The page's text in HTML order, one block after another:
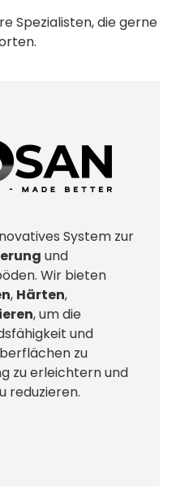
Spezialisten, die gerne
System zur
und
Wir bieten
, Härten,
, um die
und
zu
zu erleichtern und
reduzieren.